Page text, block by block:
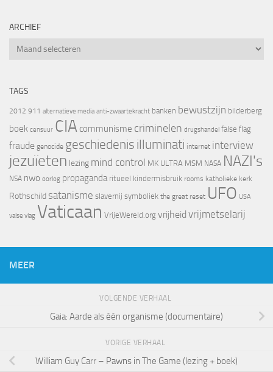
ARCHIEF
Archief
TAGS
2012 911 alternatieve media anti-zwaartekracht banken bewustzijn bilderberg
boek censuur CIA communisme criminelen drugshandel false flag
fraude genocide geschiedenis illuminati internet interview
jezuïeten lezing mind control MK ULTRA MSM NASA NAZI's
NSA nwo oorlog propaganda ritueel kindermisbruik rooms katholieke kerk
Rothschild satanisme slavernij symboliek the great reset UFO USA
valse vlag Vaticaan VrijeWereld.org vrijheid vrijmetselarij
MEER
VOLGENDE VERHAAL
Gaia: Aarde als één organisme (documentaire)
VORIGE VERHAAL
William Guy Carr – Pawns in The Game (lezing + boek)